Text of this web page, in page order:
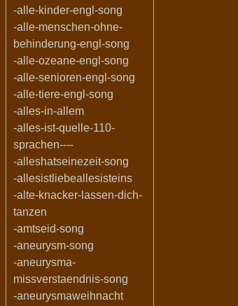
-alle-kinder-engl-song
-alle-menschen-ohne-
behinderung-engl-song
-alle-ozeane-engl-song
-alle-senioren-engl-song
-alle-tiere-engl-song
-alles-in-allem
-alles-ist-quelle-110-
sprachen----
-alleshatseinezeit-song
-allesistliebeallesisteins
-alte-knacker-lassen-dich-
tanzen
-amtseid-song
-aneurysm-song
-aneurysma-
missverstaendnis-song
-aneurysmaweihnacht